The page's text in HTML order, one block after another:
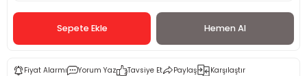
Sepete Ekle Hemen Al
Fiyat Alarmı Yorum Yaz Tavsiye Et Paylaş Karşılaştır